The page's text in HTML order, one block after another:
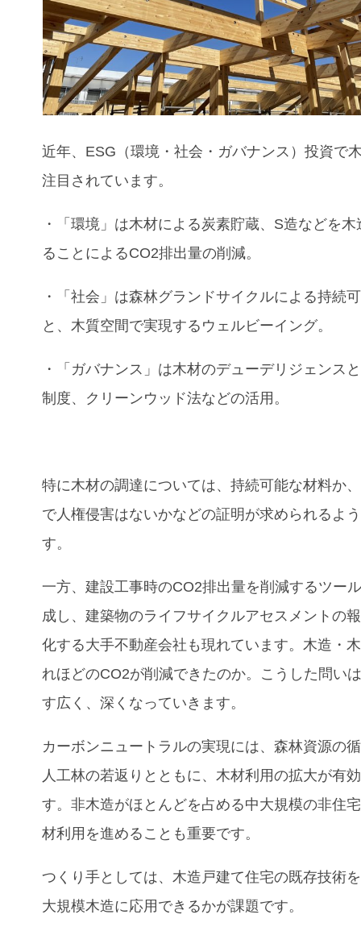
近年、ESG（環境・社会・ガバナンス）投資で
注目されています。
・「環境」は木材による炭素貯蔵、S造などを
ることによるCO2排出量の削減。
・「社会」は森林グランドサイクルによる持続
と、木質空間で実現するウェルビーイング。
・「ガバナンス」は木材のデューデリジェンス
制度、クリーンウッド法などの活用。
特に木材の調達については、持続可能な材料か
で人権侵害はないかなどの証明が求められるよ
す。
一方、建設工事時のCO2排出量を削減するツー
成し、建築物のライフサイクルアセスメントの
化する大手不動産会社も現れています。木造・
れほどのCO2が削減できたのか。こうした問い
す広く、深くなっていきます。
カーボンニュートラルの実現には、森林資源の
人工林の若返りとともに、木材利用の拡大が有
す。非木造がほとんどを占める中大規模の非住
材利用を進めることも重要です。
つくり手としては、木造戸建て住宅の既存技術
大規模木造に応用できるかが課題です。